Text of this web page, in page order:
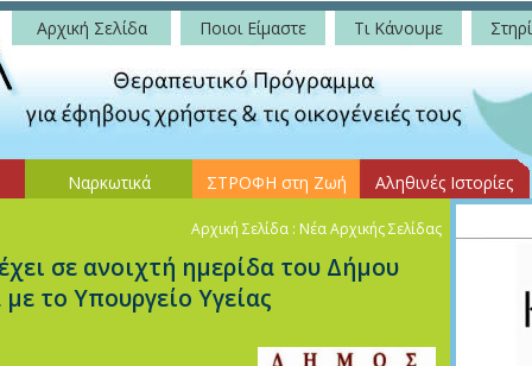
Αρχική Σελίδα Ποιοι Είμαστε Τι Κάνουμε
Ναρκωτικά ΣΤΡΟΦΗ στη Ζωή Αληθινές Ιστορίες
Αρχική Σελίδα : Νέα Αρχικής Σελίδας
σε ανοιχτή ημερίδα του Δήμου
το Υπουργείο Υγείας